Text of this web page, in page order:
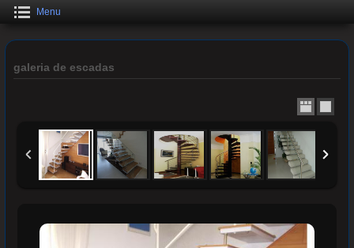
Menu
galeria de escadas